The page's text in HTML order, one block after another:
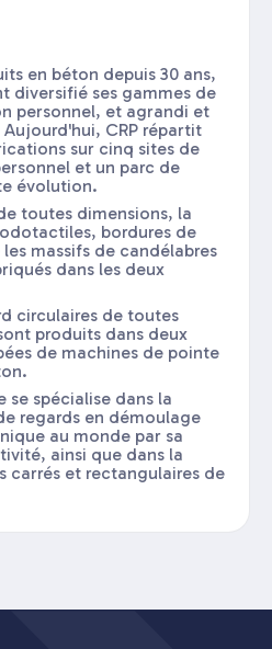
en béton depuis 30 ans,
diversifié ses gammes de
personnel, et agrandi et
CRP répartit
sur cinq sites de
et un parc de
évolution.
toutes dimensions, la
bordures de
massifs de candélabres
dans les deux
circulaires de toutes
produits dans deux
de machines de pointe
se spécialise dans la
regards en démoulage
au monde par sa
ainsi que dans la
carrés et rectangulaires de